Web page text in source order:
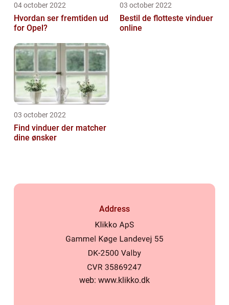
04 october 2022
Hvordan ser fremtiden ud
for Opel?
03 october 2022
Bestil de flotteste vinduer
online
03 october 2022
Find vinduer der matcher
dine ønsker
Address
web: www.klikko.dk